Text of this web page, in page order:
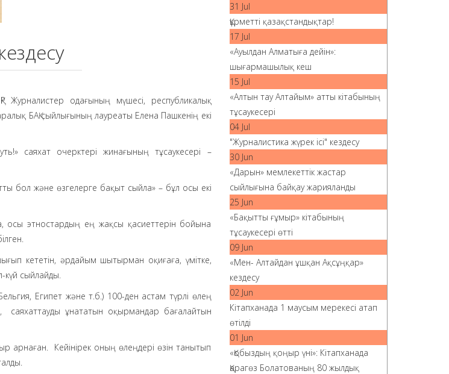
Журналистер одағының мүшесі, республикалық
БАҚ сыйлығының лауреаты Елена Пашкенің екі
саяхат очерктері жинағының тұсаукесері –
бол және өзгелерге бақыт сыйла» – бұл осы екі
осы этностардың ең жақсы қасиеттерін бойына
кететін, әрдайым шытырман оқиғаға, үмітке,
күй сыйлайды.
Египет және т.б.) 100-ден астам түрлі өлең
ұнататын оқырмандар бағалайтын
арнаған. Кейінірек оның өлеңдері өзін танытып
31 Jul
Құрметті қазақстандықтар!
17 Jul
«Ауылдан Алматыға дейін»:
шығармашылық кеш
15 Jul
«Алтын тау Алтайым» атты кітабының
тұсаукесері
04 Jul
"Журналистика жүрек ісі" кездесу
30 Jun
«Дарын» мемлекеттік жастар
сыйлығына байқау жарияланды
25 Jun
«Бақытты ғұмыр» кітабының
тұсаукесері өтті
09 Jun
«Мен- Алтайдан ұшқан Ақсұңқар»
кездесу
02 Jun
Кітапханада 1 маусым мерекесі атап
өтілді
01 Jun
«Қобыздың қоңыр үні»: Кітапханада
Қарагөз Болатованың 80 жылдық